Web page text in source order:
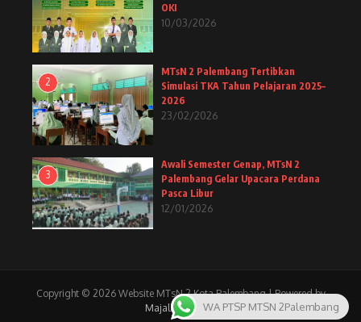
OKI
10/03/2026
2
MTsN 2 Palembang Tertibkan
Simulasi TKA Tahun Pelajaran 2025–
2026
23/02/2026
3
Awali Semester Genap, MTsN 2
Palembang Gelar Upacara Perdana
Pasca Libur
12/01/2026
Copyright © 2026 Website MTsN 2 Kota Palembang | Powered by
Majalah Berita XWA PTSP MTSN 2Palembang